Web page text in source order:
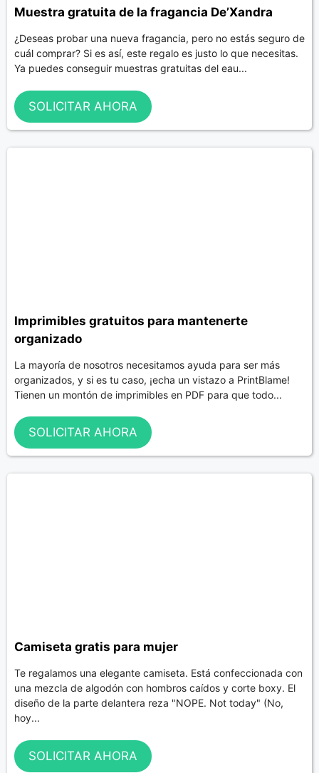
Muestra gratuita de la fragancia De’Xandra
¿Deseas probar una nueva fragancia, pero no estás seguro de
cuál comprar? Si es así, este regalo es justo lo que necesitas.
Ya puedes conseguir muestras gratuitas del eau...
SOLICITAR AHORA
Imprimibles gratuitos para mantenerte
organizado
La mayoría de nosotros necesitamos ayuda para ser más
organizados, y si es tu caso, ¡echa un vistazo a PrintBlame!
Tienen un montón de imprimibles en PDF para que todo...
SOLICITAR AHORA
Camiseta gratis para mujer
Te regalamos una elegante camiseta. Está confeccionada con
una mezcla de algodón con hombros caídos y corte boxy. El
diseño de la parte delantera reza "NOPE. Not today" (No,
hoy...
SOLICITAR AHORA